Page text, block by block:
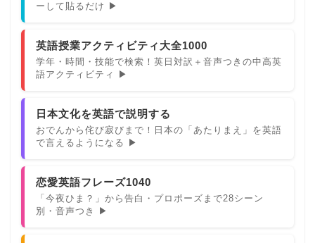
ーして貼るだけ ▶
英語授業アクティビティ大全1000
学年・時間・技能で検索！英日対訳＋音声つきの中高英
語アクティビティ ▶
日本文化を英語で説明する
おでんから侘び寂びまで！日本の「あたりまえ」を英語
で言えるようになる ▶
恋愛英語フレーズ1040
「今夜ひま？」から告白・プロポーズまで28シーン
別・音声つき ▶